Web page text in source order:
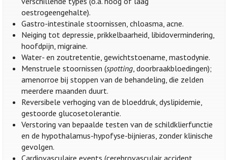
oestrogeengehalte).
Gastro-intestinale stoornissen, chloasma, acne.
Neiging tot depressie, prikkelbaarheid, libidovermindering,
hoofdpijn, migraine.
Water- en zoutretentie, gewichtstoename, mastodynie.
Menstruele stoornissen (spotting, doorbraakbloedingen);
amenorroe bij stoppen van de behandeling, die zelden
meerdere maanden duurt.
Reversibele verhoging van de bloeddruk, dyslipidemie,
gestoorde glucosetolerantie.
Verstoring van bepaalde testen van de schildklierfunctie
en de hypothalamus-hypofyse-bijnieras, zonder klinische
gevolgen.